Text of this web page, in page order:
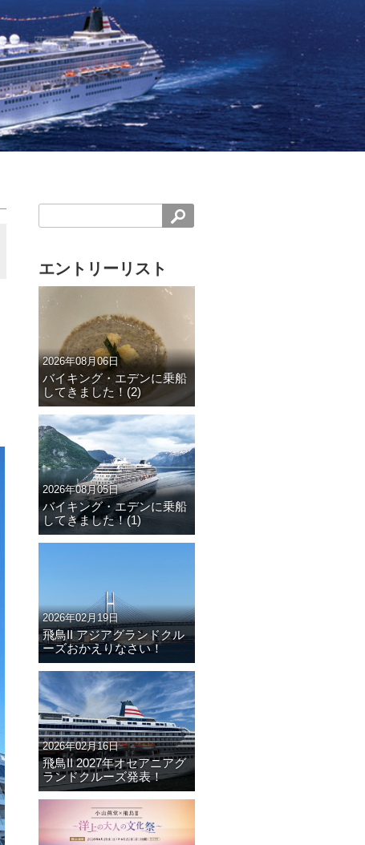
エントリーリスト
2026年08月06日
バイキング・エデンに乗船
してきました！(2)
2026年08月05日
バイキング・エデンに乗船
してきました！(1)
2026年02月19日
飛鳥II アジアグランドクル
ーズおかえりなさい！
2026年02月16日
飛鳥II 2027年オセアニアグ
ランドクルーズ発表！